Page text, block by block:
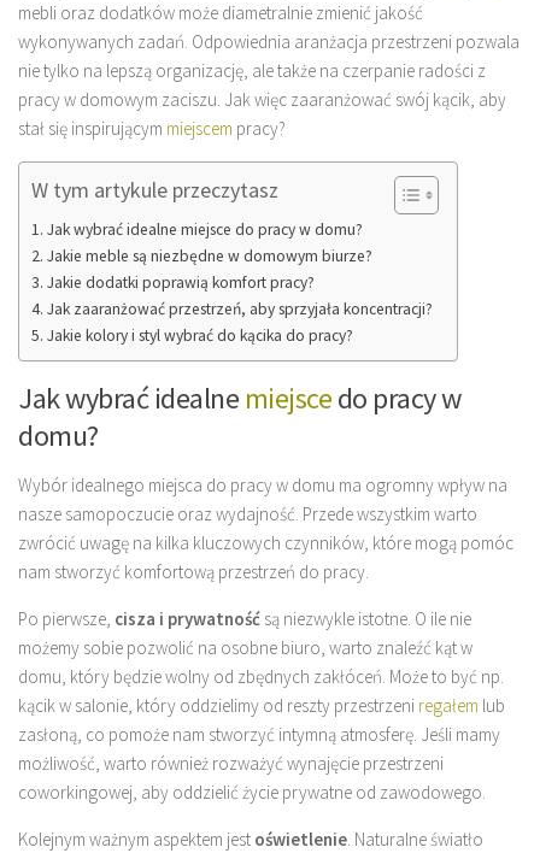
mebli oraz dodatków może diametralnie zmienić jakość
wykonywanych zadań. Odpowiednia aranżacja przestrzeni pozwala
nie tylko na lepszą organizację, ale także na czerpanie radości z
pracy w domowym zaciszu. Jak więc zaaranżować swój kącik, aby
stał się inspirującym miejscem pracy?
W tym artykule przeczytasz
Jak wybrać idealne miejsce do pracy w domu?
Jakie meble są niezbędne w domowym biurze?
Jakie dodatki poprawią komfort pracy?
Jak zaaranżować przestrzeń, aby sprzyjała koncentracji?
Jakie kolory i styl wybrać do kącika do pracy?
Jak wybrać idealne miejscedo pracy w
domu?
Wybór idealnego miejsca do pracy w domu ma ogromny wpływ na
nasze samopoczucie oraz wydajność. Przede wszystkim warto
zwrócić uwagę na kilka kluczowych czynników, które mogą pomóc
nam stworzyć komfortową przestrzeń do pracy.
Po pierwsze, cisza i prywatność są niezwykle istotne. O ile nie
możemy sobie pozwolić na osobne biuro, warto znaleźć kąt w
domu, który będzie wolny od zbędnych zakłóceń. Może to być np.
kącik w salonie, który oddzielimy od reszty przestrzeni regałem lub
zasłoną, co pomoże nam stworzyć intymną atmosferę. Jeśli mamy
możliwość, warto również rozważyć wynajęcie przestrzeni
coworkingowej, aby oddzielić życie prywatne od zawodowego.
Kolejnym ważnym aspektem jest oświetlenie. Naturalne światło